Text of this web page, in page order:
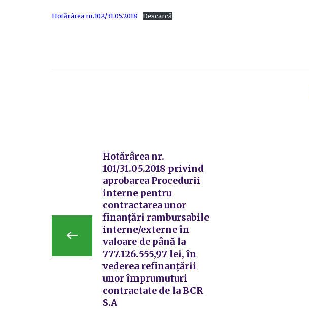
Hotărârea nr.102/31.05.2018 Descarcă
Hotărârea nr.
101/31.05.2018 privind
aprobarea Procedurii
interne pentru
contractarea unor
finanțări rambursabile
interne/externe în
valoare de până la
777.126.555,97 lei, în
vederea refinanțării
unor împrumuturi
contractate de la BCR
S.A